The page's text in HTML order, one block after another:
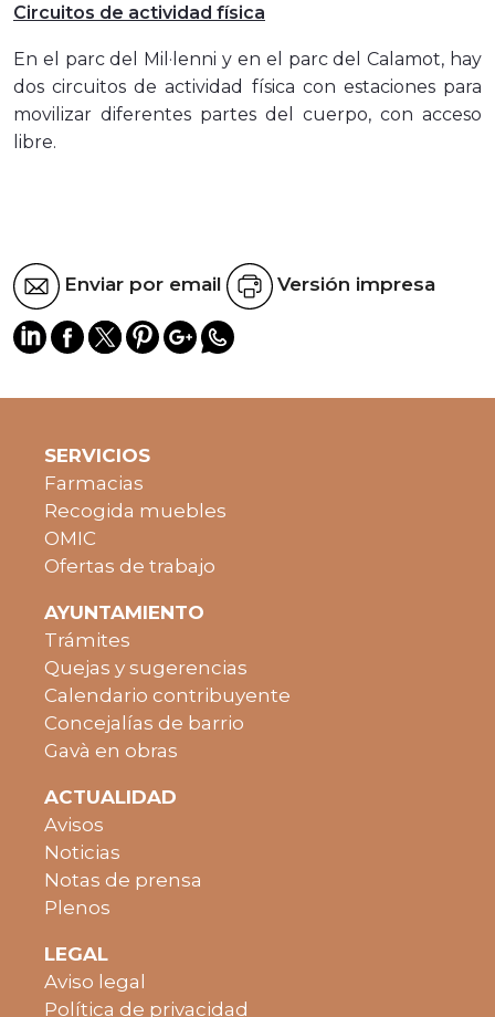
Circuitos de actividad física
En el parc del Mil·lenni y en el parc del Calamot, hay
dos circuitos de actividad física con estaciones para
movilizar diferentes partes del cuerpo, con acceso
libre.
Enviar por email Versión impresa
SERVICIOS
Farmacias
Recogida muebles
OMIC
Ofertas de trabajo
AYUNTAMIENTO
Trámites
Quejas y sugerencias
Calendario contribuyente
Concejalías de barrio
Gavà en obras
ACTUALIDAD
Avisos
Noticias
Notas de prensa
Plenos
LEGAL
Aviso legal
Política de privacidad